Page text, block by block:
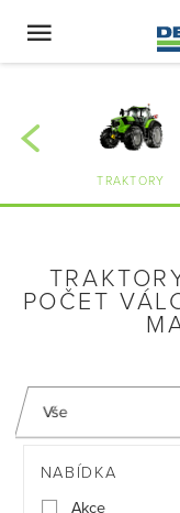
TRAKTORY
POČET
NABÍDKA
Akce